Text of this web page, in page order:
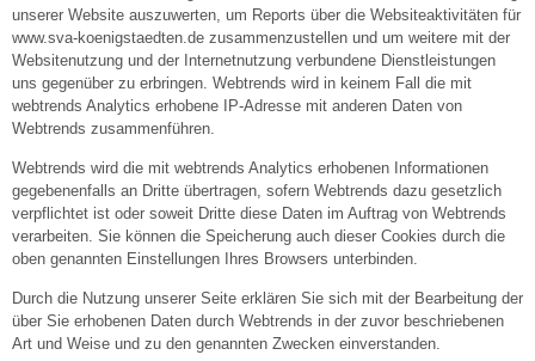
unserer Website auszuwerten, um Reports über die Websiteaktivitäten für
www.sva-koenigstaedten.de zusammenzustellen und um weitere mit der
Websitenutzung und der Internetnutzung verbundene Dienstleistungen
uns gegenüber zu erbringen. Webtrends wird in keinem Fall die mit
webtrends Analytics erhobene IP-Adresse mit anderen Daten von
Webtrends zusammenführen.
Webtrends wird die mit webtrends Analytics erhobenen Informationen
gegebenenfalls an Dritte übertragen, sofern Webtrends dazu gesetzlich
verpflichtet ist oder soweit Dritte diese Daten im Auftrag von Webtrends
verarbeiten. Sie können die Speicherung auch dieser Cookies durch die
oben genannten Einstellungen Ihres Browsers unterbinden.
Durch die Nutzung unserer Seite erklären Sie sich mit der Bearbeitung der
über Sie erhobenen Daten durch Webtrends in der zuvor beschriebenen
Art und Weise und zu den genannten Zwecken einverstanden.